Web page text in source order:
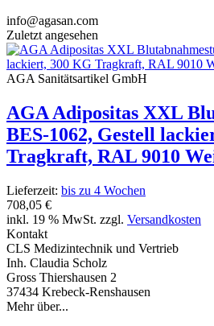
info@agasan.com
Zuletzt angesehen
AGA Sanitätsartikel GmbH
AGA Adipositas XXL
BES-1062, Gestell
Tragkraft, RAL 9010
Lieferzeit: bis zu 4 Wochen
708,05 €
inkl. 19 % MwSt. zzgl. Versandkosten
Kontakt
CLS Medizintechnik und Vertrieb
Inh. Claudia Scholz
Gross Thiershausen 2
37434 Krebeck-Renshausen
Mehr über...